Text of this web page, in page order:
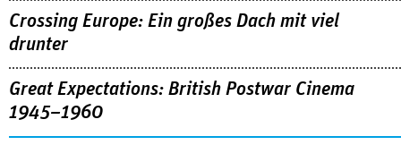
Crossing Europe: Ein großes Dach mit viel
drunter
Great Expectations: British Postwar Cinema
1945–1960